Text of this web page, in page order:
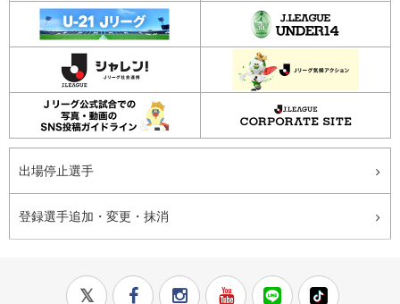
出場停止選手
登録選手追加・変更・抹消